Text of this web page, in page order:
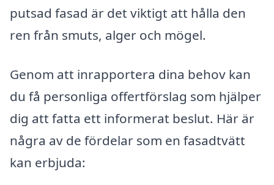
putsad fasad är det viktigt att hålla den
ren från smuts, alger och mögel.
Genom att inrapportera dina behov kan
du få personliga offertförslag som hjälper
dig att fatta ett informerat beslut. Här är
några av de fördelar som en fasadtvätt
kan erbjuda: